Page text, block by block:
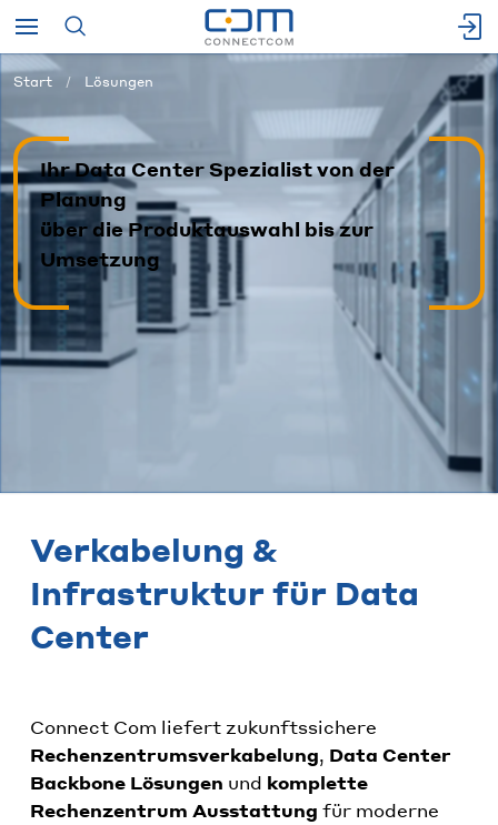
Start Lösungen
Ihr Data Center Spezialist von der
Planung
über die Produktauswahl bis zur
Umsetzung
Verkabelung &
Infrastruktur für Data
Center
Connect Com liefert zukunftssichere
Rechenzentrumsverkabelung, Data Center
Backbone Lösungen und komplette
Rechenzentrum Ausstattung für moderne